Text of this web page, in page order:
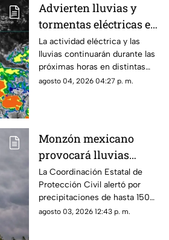
Advierten lluvias y
tormentas eléctricas en
Chihuahua; emiten
aviso para 16
municipios
La actividad eléctrica y las
lluvias continuarán durante las
próximas horas en distintas
regiones de Chihuahua, de
agosto 04, 2026 04:27 p. m.
Monzón mexicano
provocará lluvias
intensas, granizo y
fuertes vientos en
Chihuahua esta
semana
La Coordinación Estatal de
Protección Civil alertó por
precipitaciones de hasta 150
milímetros, rachas de viento
agosto 03, 2026 12:43 p. m.